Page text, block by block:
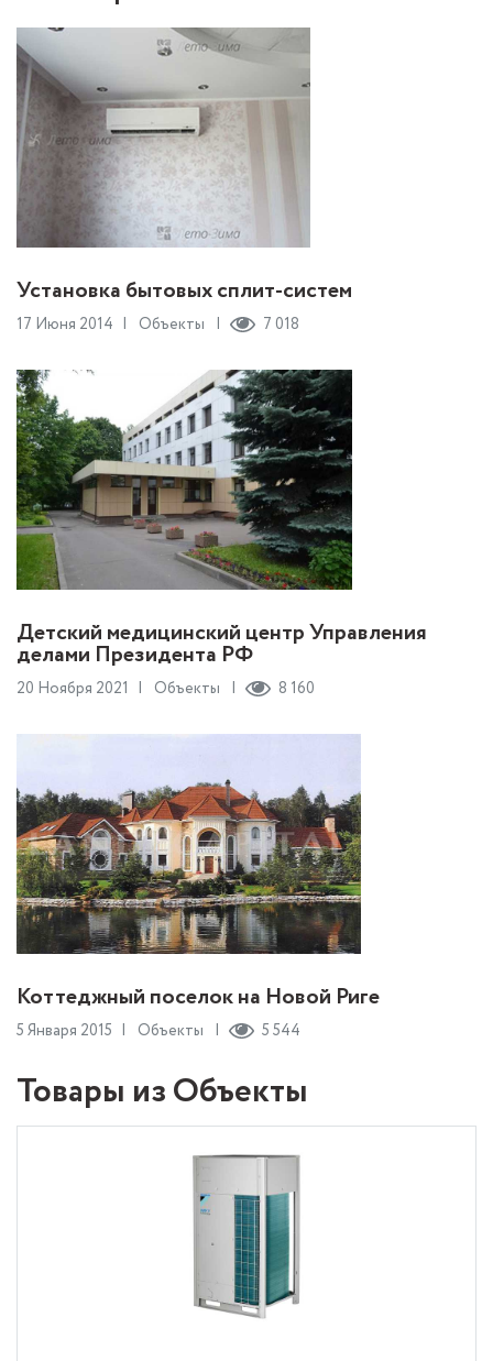
Установка бытовых сплит-систем
17 Июня 2014 Объекты 7 018
Детский медицинский центр Управления
делами Президента РФ
20 Ноября 2021 Объекты 8 160
Коттеджный поселок на Новой Риге
5 Января 2015 Объекты 5 544
Товары из Объекты